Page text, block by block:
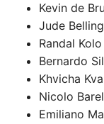
Kevin de
Jude
Randal
Bernardo
Khvicha
Nicolo
Emiliano